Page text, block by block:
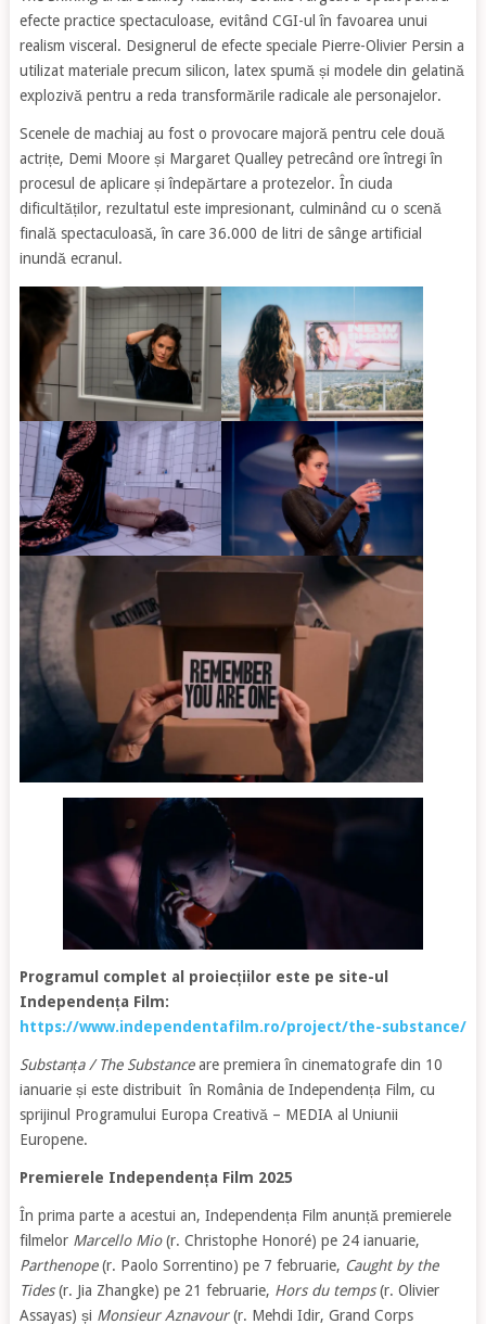
efecte practice spectaculoase, evitând CGI-ul în favoarea unui
realism visceral. Designerul de efecte speciale Pierre-Olivier Persin a
utilizat materiale precum silicon, latex spumă și modele din gelatină
explozivă pentru a reda transformările radicale ale personajelor.
Scenele de machiaj au fost o provocare majoră pentru cele două
actrițe, Demi Moore și Margaret Qualley petrecând ore întregi în
procesul de aplicare și îndepărtare a protezelor. În ciuda
dificultăților, rezultatul este impresionant, culminând cu o scenă
finală spectaculoasă, în care 36.000 de litri de sânge artificial
inundă ecranul.
Programul complet al proiecțiilor este pe site-ul
Independența Film:
https://www.independentafilm.ro/project/the-substance/
Substanța / The Substance are premiera în cinematografe din 10
ianuarie și este distribuit în România de Independența Film, cu
sprijinul Programului Europa Creativă – MEDIA al Uniunii
Europene.
Premierele Independența Film 2025
În prima parte a acestui an, Independența Film anunță premierele
filmelor Marcello Mio(r. Christophe Honoré) pe 24 ianuarie,
Parthenope(r. Paolo Sorrentino) pe 7 februarie, Caught by the
Tides(r. Jia Zhangke) pe 21 februarie, Hors du temps(r. Olivier
Assayas) și Monsieur Aznavour(r. Mehdi Idir, Grand Corps